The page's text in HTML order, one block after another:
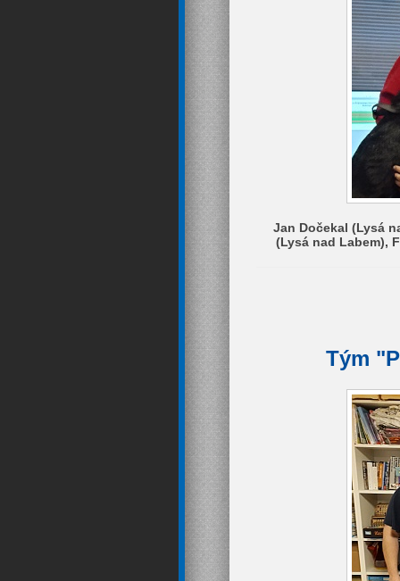
Jan Dočekal (Lysá
(Lysá nad Labem),
Tým